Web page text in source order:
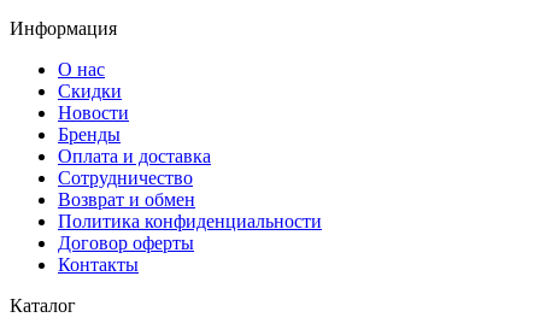
Информация
О нас
Скидки
Новости
Бренды
Оплата и доставка
Сотрудничество
Возврат и обмен
Политика конфиденциальности
Договор оферты
Контакты
Каталог